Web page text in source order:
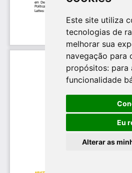
Este site utiliza
tecnologias de
melhorar sua
navegação para
propósitos: para
funcionalidade
Eu
Alterar as